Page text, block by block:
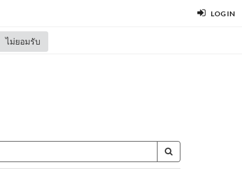
LOG IN
ไม่ยอมรับ